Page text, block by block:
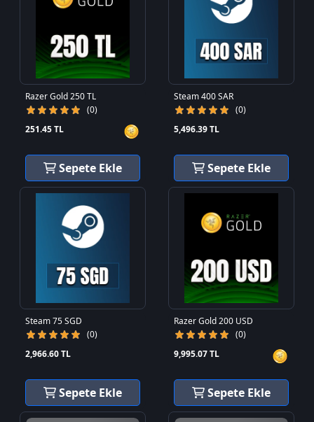
Razer Gold 250 TL
(0)
251.45 TL
Sepete Ekle
Steam 400 SAR
(0)
5,496.39 TL
Sepete Ekle
Steam 75 SGD
(0)
2,966.60 TL
Sepete Ekle
Razer Gold 200 USD
(0)
9,995.07 TL
Sepete Ekle